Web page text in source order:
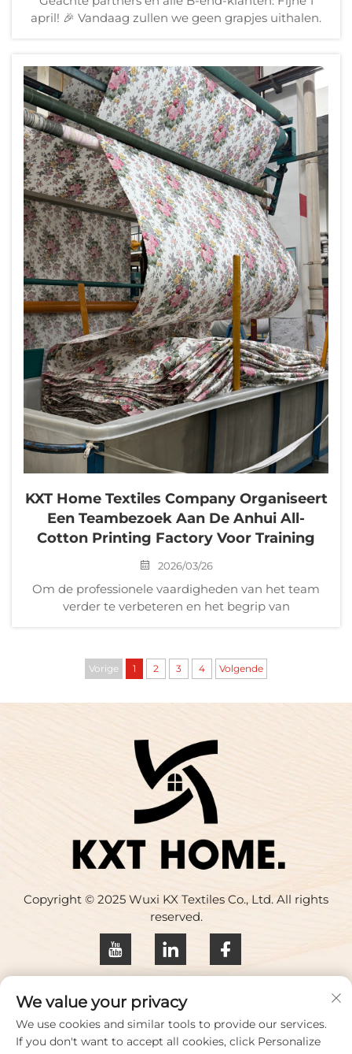
april! 🎉 Vandaag zullen we geen grapjes uithalen.
gestabiliseerd en de kwaliteit van hun producten
hebben gewaarborgd...
KXT Home Textiles Company Organiseert
Een Teambezoek Aan De Anhui All-
Cotton Printing Factory Voor Training
2026/03/26
Om de professionele vaardigheden van het team
verder te verbeteren en het begrip van
vandaag het team naar de Anhui All-Cotton
Printing Factory voor een bezoek en training...
Vorige 1 2 3 4 Volgende
Copyright © 2025 Wuxi KX Textiles Co., Ltd. All rights
reserved.
Privacybeleid
Neem contact met ons op
We value your privacy
We use cookies and similar tools to provide our services.
If you don't want to accept all cookies, click Personalize